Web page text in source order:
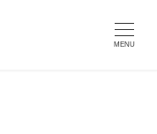
MENU